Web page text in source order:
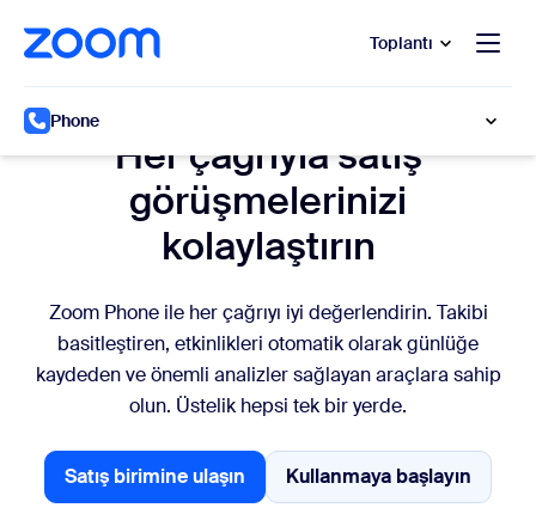
içeriğe atla
yardımına atla Toplantı
Phone
Her çağrıyla satış
görüşmelerinizi
kolaylaştırın
Zoom Phone ile her çağrıyı iyi değerlendirin. Takibi
basitleştiren, etkinlikleri otomatik olarak günlüğe
kaydeden ve önemli analizler sağlayan araçlara sahip
olun. Üstelik hepsi tek bir yerde.
Satış birimine ulaşın
Satış birimine ulaşın
Kullanmaya başlayın
Satış birimine